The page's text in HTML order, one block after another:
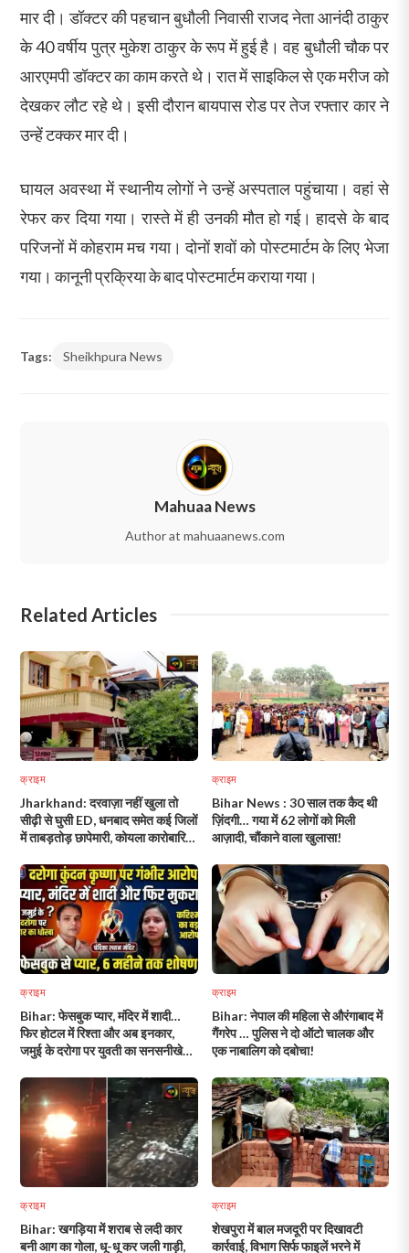
मार दी। डॉक्टर की पहचान बुधौली निवासी राजद नेता आनंदी ठाकुर
के 40 वर्षीय पुत्र मुकेश ठाकुर के रूप में हुई है। वह बुधौली चौक पर
आरएमपी डॉक्टर का काम करते थे। रात में साइकिल से एक मरीज को
देखकर लौट रहे थे। इसी दौरान बायपास रोड पर तेज रफ्तार कार ने
उन्हें टक्कर मार दी।
घायल अवस्था में स्थानीय लोगों ने उन्हें अस्पताल पहुंचाया। वहां से
रेफर कर दिया गया। रास्ते में ही उनकी मौत हो गई। हादसे के बाद
परिजनों में कोहराम मच गया। दोनों शवों को पोस्टमार्टम के लिए भेजा
गया। कानूनी प्रक्रिया के बाद पोस्टमार्टम कराया गया।
Tags: Sheikhpura News
Mahuaa News
Author at mahuaanews.com
Related Articles
क्राइम
Jharkhand: दरवाज़ा नहीं खुला तो
सीढ़ी से घुसी ED, धनबाद समेत कई जिलों
में ताबड़तोड़ छापेमारी, कोयला कारोबारियों
क्राइम
Bihar News : 30 साल तक कैद थी
ज़िंदगी… गया में 62 लोगों को मिली
आज़ादी, चौंकाने वाला खुलासा!
क्राइम
Bihar: फेसबुक प्यार, मंदिर में शादी…
फिर होटल में रिश्ता और अब इनकार,
जमुई के दरोगा पर युवती का सनसनीखेज
क्राइम
Bihar: नेपाल की महिला से औरंगाबाद में
गैंगरेप … पुलिस ने दो ऑटो चालक और
एक नाबालिग को दबोचा!
क्राइम
Bihar: खगड़िया में शराब से लदी कार
बनी आग का गोला, धू-धू कर जली गाड़ी,
क्राइम
शेखपुरा में बाल मजदूरी पर दिखावटी
कार्रवाई, विभाग सिर्फ फाइलें भरने में